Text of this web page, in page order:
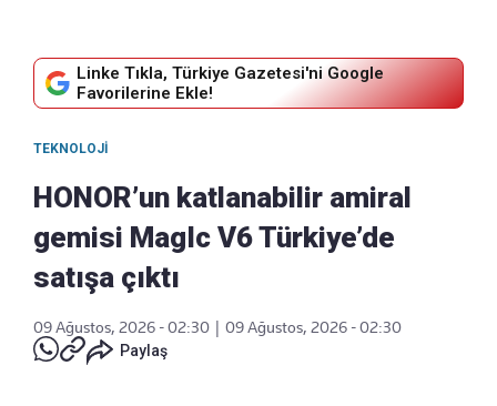
Linke Tıkla, Türkiye Gazetesi'ni Google
Favorilerine Ekle!
TEKNOLOJI
HONOR’un katlanabilir amiral
gemisi MagIc V6 Türkiye’de
satışa çıktı
09 Ağustos, 2026 - 02:30
09 Ağustos, 2026 - 02:30
Paylaş